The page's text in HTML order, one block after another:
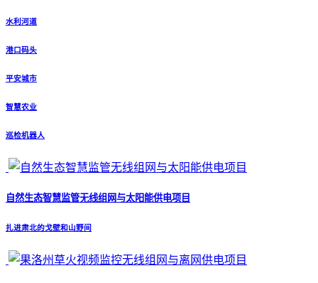
水利河道
港口码头
平安城市
智慧农业
巡检机器人
自然生态智慧监管无线组网与太阳能供电项目
扎进肃北的戈壁和山野间